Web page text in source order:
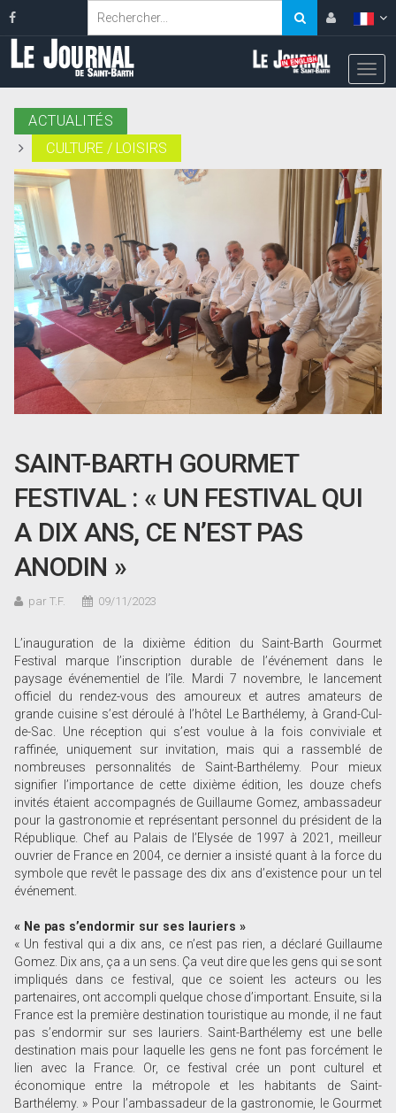
ACTUALITÉS
CULTURE / LOISIRS
SAINT-BARTH GOURMET
FESTIVAL : « UN FESTIVAL QUI
A DIX ANS, CE N’EST PAS
ANODIN »
par T.F. 09/11/2023
L’inauguration de la dixième édition du Saint-Barth Gourmet
Festival marque l’inscription durable de l’événement dans le
paysage événementiel de l’île. Mardi 7 novembre, le lancement
officiel du rendez-vous des amoureux et autres amateurs de
grande cuisine s’est déroulé à l’hôtel Le Barthélemy, à Grand-Cul-
de-Sac. Une réception qui s’est voulue à la fois conviviale et
raffinée, uniquement sur invitation, mais qui a rassemblé de
nombreuses personnalités de Saint-Barthélemy. Pour mieux
signifier l’importance de cette dixième édition, les douze chefs
invités étaient accompagnés de Guillaume Gomez, ambassadeur
pour la gastronomie et représentant personnel du président de la
République. Chef au Palais de l’Elysée de 1997 à 2021, meilleur
ouvrier de France en 2004, ce dernier a insisté quant à la force du
symbole que revêt le passage des dix ans d’existence pour un tel
événement.
« Ne pas s’endormir sur ses lauriers »
« Un festival qui a dix ans, ce n’est pas rien, a déclaré Guillaume
Gomez. Dix ans, ça a un sens. Ça veut dire que les gens qui se sont
impliqués dans ce festival, que ce soient les acteurs ou les
partenaires, ont accompli quelque chose d’important. Ensuite, si la
France est la première destination touristique au monde, il ne faut
pas s’endormir sur ses lauriers. Saint-Barthélemy est une belle
destination mais pour laquelle les gens ne font pas forcément le
lien avec la France. Or, ce festival crée un pont culturel et
économique entre la métropole et les habitants de Saint-
Barthélemy. » Pour l’ambassadeur de la gastronomie, le Gourmet